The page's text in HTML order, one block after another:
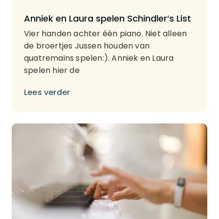
Anniek en Laura spelen Schindler’s List
Vier handen achter één piano. Niet alleen
de broertjes Jussen houden van
quatremains spelen:). Anniek en Laura
spelen hier de
Lees verder